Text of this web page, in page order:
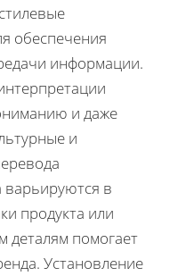
обеспечения
информации.
и даже
и
варьируются в
продукта или
деталям помогает
Установление